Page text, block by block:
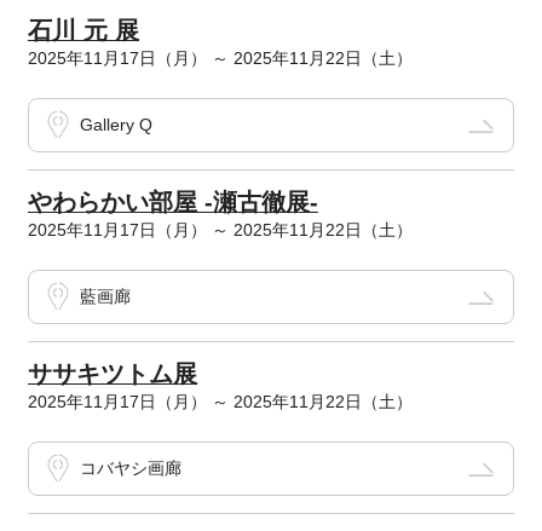
石川 元 展
2025年11月17日（月） ～ 2025年11月22日（土）
Gallery Q
やわらかい部屋 -瀬古徹展-
2025年11月17日（月） ～ 2025年11月22日（土）
藍画廊
ササキツトム展
2025年11月17日（月） ～ 2025年11月22日（土）
コバヤシ画廊